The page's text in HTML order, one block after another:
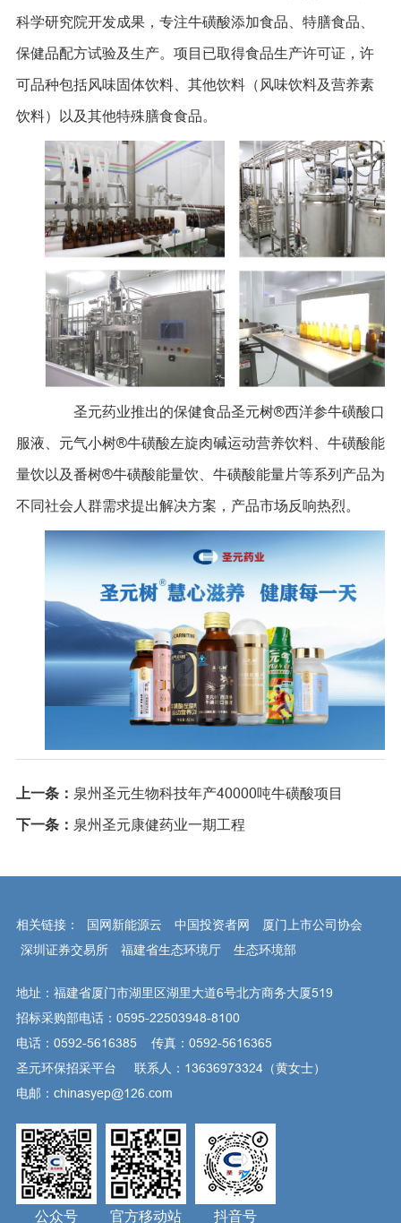
科学研究院开发成果，专注牛磺酸添加食品、特膳食品、
保健品配方试验及生产。项目已取得食品生产许可证，许
可品种包括风味固体饮料、其他饮料（风味饮料及营养素
饮料）以及其他特殊膳食食品。
圣元药业推出的保健食品圣元树®西洋参牛磺酸口
服液、元气小树®牛磺酸左旋肉碱运动营养饮料、牛磺酸能
量饮以及番树®牛磺酸能量饮、牛磺酸能量片等系列产品为
不同社会人群需求提出解决方案，产品市场反响热烈。
上一条： 泉州圣元生物科技年产40000吨牛磺酸项目
下一条： 泉州圣元康健药业一期工程
相关链接： 国网新能源云 中国投资者网
厦门上市公司协会
深圳证券交易所
福建省生态环境厅 生态环境部
地址：福建省厦门市湖里区湖里大道6号北方商务大厦519
招标采购部电话：0595-22503948-8100
电话：0592-5616385 传真：0592-5616365
圣元环保招采平台 联系人：13636973324（黄女士）
电邮：chinasyep@126.com
公众号 官方移动站 抖音号